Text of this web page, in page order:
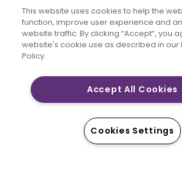
RIMANETE IN CONTATTO
l'indirizzo e-mail
Sourcing Limited LLC. © 2026 Singer
LLC o le sue affiliate. Tutti i diritti riservati.
This website uses cookies to help the
function, improve user experience and
website traffic. By clicking “Accept“, you
website's cookie use as described in our
Policy.
Accept All Cookies
Cookies Settings